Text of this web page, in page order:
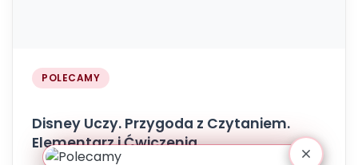
POLECAMY
Disney Uczy. Przygoda z Czytaniem.
Elementarz i Ćwiczenia